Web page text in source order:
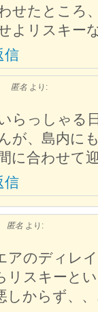
せたところ
よリスキー
信
匿名 より:
らっしゃる
が、島内に
に合わせて
信
匿名 より:
アのディレ
リスキーと
しからず、